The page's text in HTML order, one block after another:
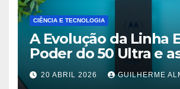
CIÊNCIA E TECNOLOGIA
A Evolução da Linha
Poder do 50 Ultra e
Promessas do 70 Pro
20 ABRIL 2026 GUILHERME